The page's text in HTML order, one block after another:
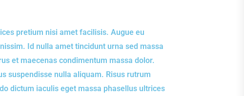
pretium nisi amet facilisis. Augue eu
Id nulla amet tincidunt urna sed massa
et maecenas condimentum massa dolor.
suspendisse nulla aliquam. Risus rutrum
dictum iaculis eget massa phasellus ultrices